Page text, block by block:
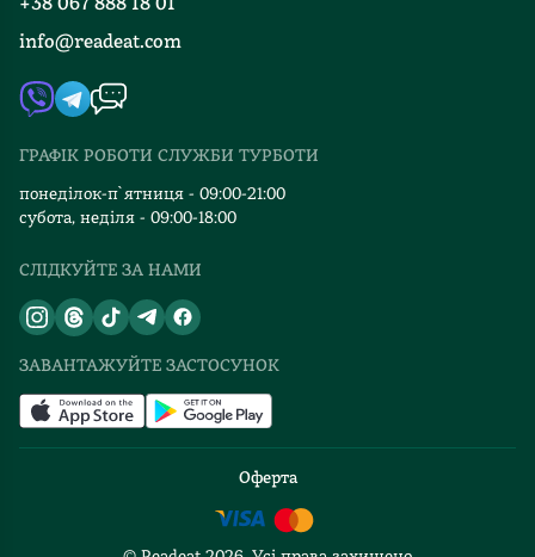
Книгарні
Контакти
Автори
Видавництва
Відгуки та оцінка RDT
Мапа сайту
+38 067 888 18 01
info@readeat.com
ГРАФІК РОБОТИ СЛУЖБИ ТУРБОТИ
понеділок-п`ятниця - 09:00-21:00
субота, неділя - 09:00-18:00
СЛІДКУЙТЕ ЗА НАМИ
ЗАВАНТАЖУЙТЕ ЗАСТОСУНОК
Оферта